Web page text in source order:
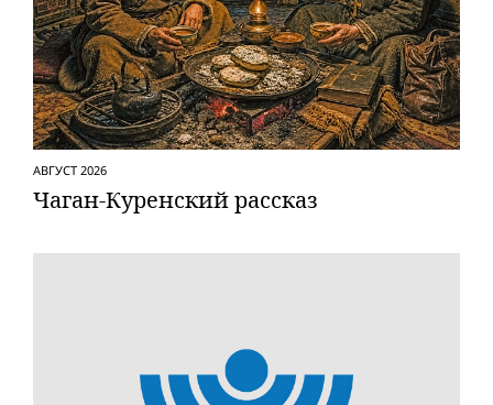
АВГУСТ 2026
Чаган-Куренский рассказ